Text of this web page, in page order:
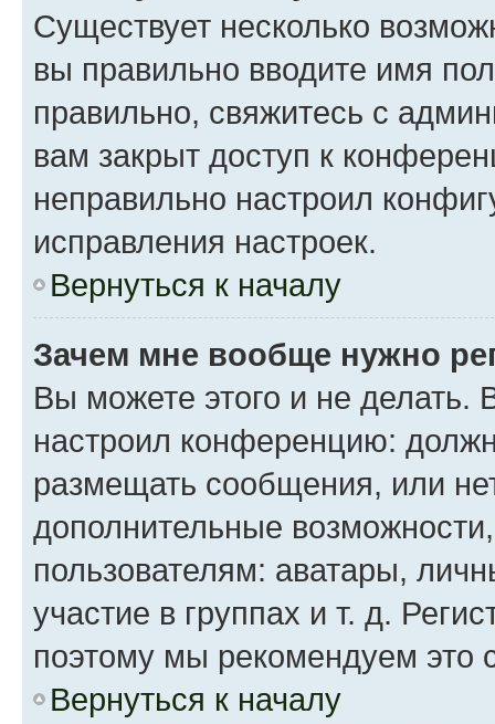
Существует несколько
вы правильно вводите имя
правильно, свяжитесь с
вам закрыт доступ к
неправильно настроил
исправления настроек.
Вернуться к началу
Зачем мне вообще нужно
Вы можете этого и не делать.
настроил конференцию:
размещать сообщения, или
дополнительные
пользователям: аватары,
участие в группах и т. д.
поэтому мы рекомендуем это
Вернуться к началу